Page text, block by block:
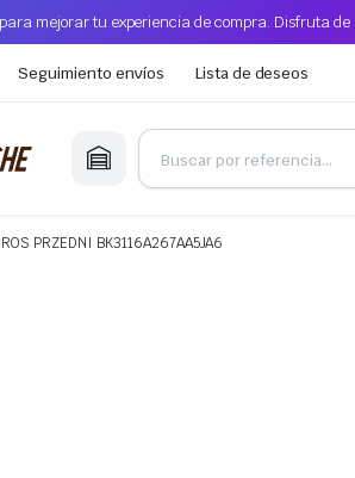
mejorar tu experiencia de compra. Disfruta
Seguimiento envíos Lista de deseos
PRZEDNI BK3116A267AA5JA6